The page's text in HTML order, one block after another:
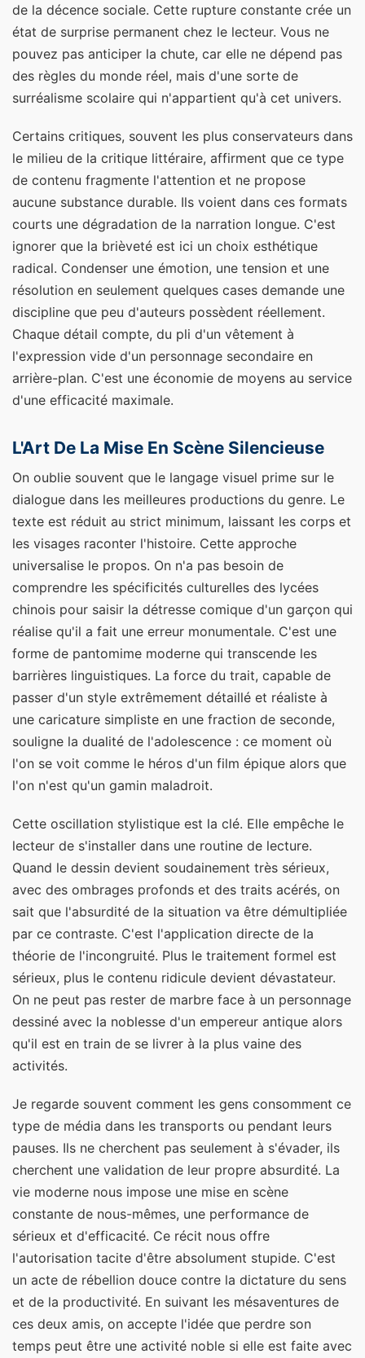
de la décence sociale. Cette rupture constante crée un
état de surprise permanent chez le lecteur. Vous ne
pouvez pas anticiper la chute, car elle ne dépend pas
des règles du monde réel, mais d'une sorte de
surréalisme scolaire qui n'appartient qu'à cet univers.
Certains critiques, souvent les plus conservateurs dans
le milieu de la critique littéraire, affirment que ce type
de contenu fragmente l'attention et ne propose
aucune substance durable. Ils voient dans ces formats
courts une dégradation de la narration longue. C'est
ignorer que la brièveté est ici un choix esthétique
radical. Condenser une émotion, une tension et une
résolution en seulement quelques cases demande une
discipline que peu d'auteurs possèdent réellement.
Chaque détail compte, du pli d'un vêtement à
l'expression vide d'un personnage secondaire en
arrière-plan. C'est une économie de moyens au service
d'une efficacité maximale.
L'Art De La Mise En Scène Silencieuse
On oublie souvent que le langage visuel prime sur le
dialogue dans les meilleures productions du genre. Le
texte est réduit au strict minimum, laissant les corps et
les visages raconter l'histoire. Cette approche
universalise le propos. On n'a pas besoin de
comprendre les spécificités culturelles des lycées
chinois pour saisir la détresse comique d'un garçon qui
réalise qu'il a fait une erreur monumentale. C'est une
forme de pantomime moderne qui transcende les
barrières linguistiques. La force du trait, capable de
passer d'un style extrêmement détaillé et réaliste à
une caricature simpliste en une fraction de seconde,
souligne la dualité de l'adolescence : ce moment où
l'on se voit comme le héros d'un film épique alors que
l'on n'est qu'un gamin maladroit.
Cette oscillation stylistique est la clé. Elle empêche le
lecteur de s'installer dans une routine de lecture.
Quand le dessin devient soudainement très sérieux,
avec des ombrages profonds et des traits acérés, on
sait que l'absurdité de la situation va être démultipliée
par ce contraste. C'est l'application directe de la
théorie de l'incongruité. Plus le traitement formel est
sérieux, plus le contenu ridicule devient dévastateur.
On ne peut pas rester de marbre face à un personnage
dessiné avec la noblesse d'un empereur antique alors
qu'il est en train de se livrer à la plus vaine des
activités.
Je regarde souvent comment les gens consomment ce
type de média dans les transports ou pendant leurs
pauses. Ils ne cherchent pas seulement à s'évader, ils
cherchent une validation de leur propre absurdité. La
vie moderne nous impose une mise en scène
constante de nous-mêmes, une performance de
sérieux et d'efficacité. Ce récit nous offre
l'autorisation tacite d'être absolument stupide. C'est
un acte de rébellion douce contre la dictature du sens
et de la productivité. En suivant les mésaventures de
ces deux amis, on accepte l'idée que perdre son
temps peut être une activité noble si elle est faite avec